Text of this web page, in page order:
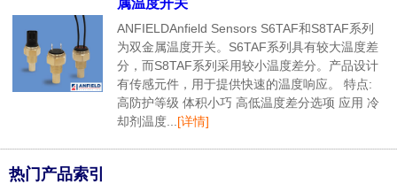
属温度开关
ANFIELDAnfield Sensors S6TAF和S8TAF系列
为双金属温度开关。S6TAF系列具有较大温度差
分，而S8TAF系列采用较小温度差分。产品设计
有传感元件，用于提供快速的温度响应。 特点:
高防护等级 体积小巧 高低温度差分选项 应用 冷
却剂温度... [详情]
热门产品索引